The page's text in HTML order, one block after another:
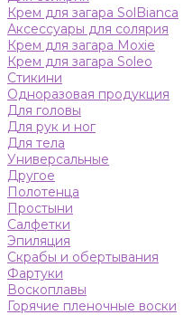
Крем для загара SolBianca
Аксессуары для солярия
Крем для загара Moxie
Крем для загара Soleo
Стикини
Одноразовая продукция
Для головы
Для рук и ног
Для тела
Универсальные
Другое
Полотенца
Простыни
Салфетки
Эпиляция
Скрабы и обертывания
Фартуки
Воскоплавы
Горячие пленочные воски